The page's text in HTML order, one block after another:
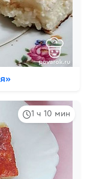
1 ч 10 мин